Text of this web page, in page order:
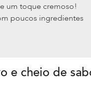
um toque cremoso!
poucos ingredientes
e cheio de